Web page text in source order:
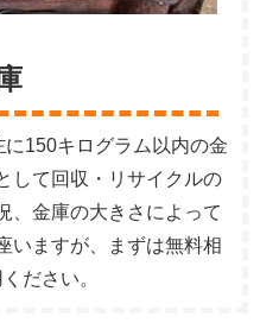
150キログラム以内の金
して回収・リサイクルの
、金庫の大きさによって
いますが、まずは無料相
ださい。